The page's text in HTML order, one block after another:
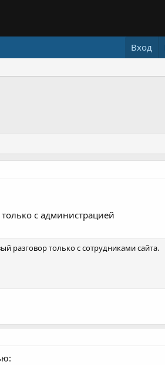
Вход
c администрацией
разговор только с сотрудниками сайта.